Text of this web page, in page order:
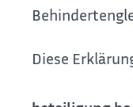
Diese